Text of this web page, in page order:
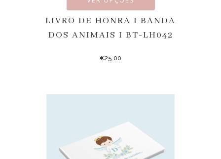
LIVRO DE HONRA I BANDA
DOS ANIMAIS I BT-LH042
€25.00